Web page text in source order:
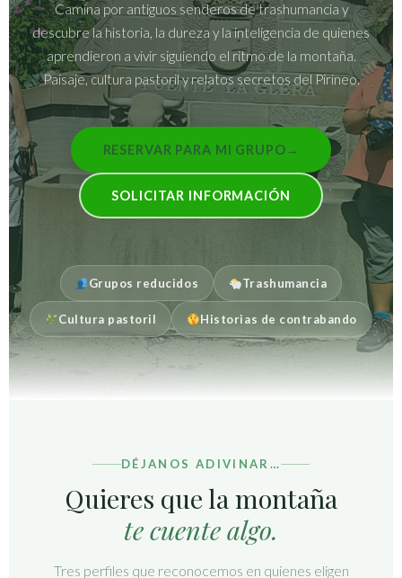
Camina por antiguos senderos de trashumancia y
descubre la historia, la dureza y la inteligencia de quienes
aprendieron a vivir siguiendo el ritmo de la montaña.
Paisaje, cultura pastoril y relatos secretos del Pirineo.
RESERVAR PARA MI GRUPO →
SOLICITAR INFORMACIÓN
Grupos reducidos Trashumancia
Cultura pastoril Historias de contrabando
DÉJANOS ADIVINAR…
Quieres que la montaña
te cuente algo.
Tres perfiles que reconocemos en quienes eligen